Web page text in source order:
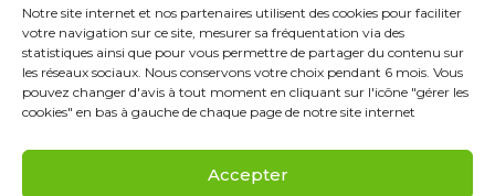
Notre site internet et nos partenaires utilisent des cookies pour faciliter
votre navigation sur ce site, mesurer sa fréquentation via des
statistiques ainsi que pour vous permettre de partager du contenu sur
les réseaux sociaux. Nous conservons votre choix pendant 6 mois. Vous
pouvez changer d'avis à tout moment en cliquant sur l'icône "gérer les
cookies" en bas à gauche de chaque page de notre site internet
Accepter